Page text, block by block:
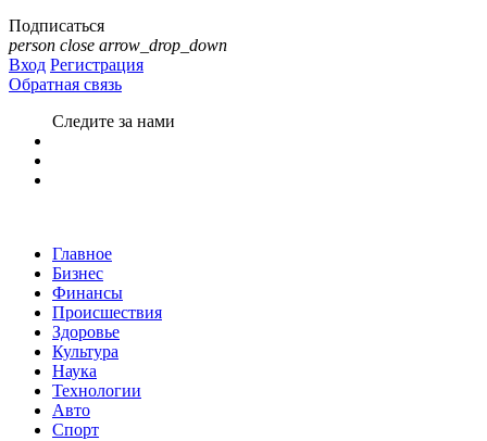
Подписаться
person close arrow_drop_down
Вход Регистрация
Обратная связь
Следите за нами
Главное
Бизнес
Финансы
Происшествия
Здоровье
Культура
Наука
Технологии
Авто
Спорт